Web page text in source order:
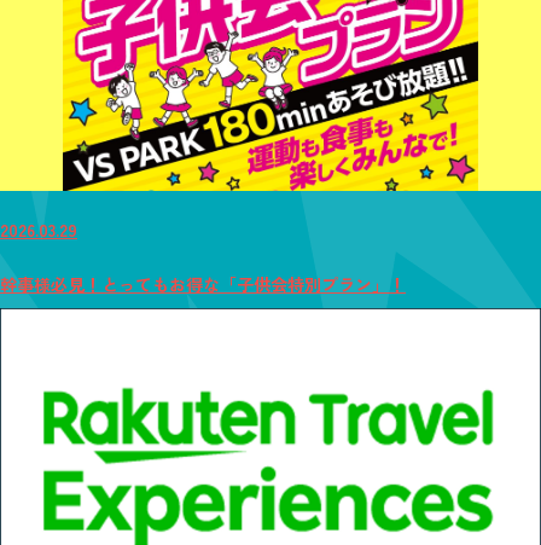
2026.03.29
幹事様必見！とってもお得な「子供会特別プラン」！